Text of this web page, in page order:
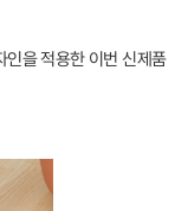
을 적용한 이번 신제품